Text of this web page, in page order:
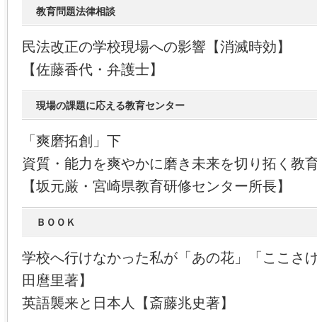
教育問題法律相談
民法改正の学校現場への影響【消滅時効】
【佐藤香代・弁護士】
現場の課題に応える教育センター
「爽磨拓創」下
資質・能力を爽やかに磨き未来を切り拓く教
【坂元厳・宮崎県教育研修センター所長】
ＢＯＯＫ
学校へ行けなかった私が「あの花」「ここさ
田麿里著】
英語襲来と日本人【斎藤兆史著】